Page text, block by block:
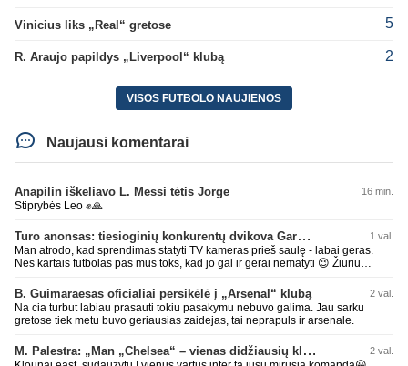
Vinicius liks „Real“ gretose 5
R. Araujo papildys „Liverpool“ klubą 2
VISOS FUTBOLO NAUJIENOS
Naujausi komentarai
Anapilin iškeliavo L. Messi tėtis Jorge 16 min.
Stiprybės Leo ✊🙏
Turo anonsas: tiesioginių konkurentų dvikova Gargžduose 1 val.
Man atrodo, kad sprendimas statyti TV kameras prieš saulę - labai geras.
Nes kartais futbolas pas mus toks, kad jo gal ir gerai nematyti 😉 Žiūriu
kaip alaus butelys, kurį ką tik išmaukiau. Linkėjimai Tadui (slapyvardžiu „apie
nieką“), kuris kiek girdėjau, įpūtė akis varvinančių transliacijų dvasią 😀
B. Guimaraesas oficialiai persikėlė į „Arsenal“ klubą 2 val.
Na cia turbut labiau prasauti tokiu pasakymu nebuvo galima. Jau sarku
gretose tiek metu buvo geriausias zaidejas, tai neprapuls ir arsenale.
M. Palestra: „Man „Chelsea“ – vienas didžiausių klubų futbole“ 2 val.